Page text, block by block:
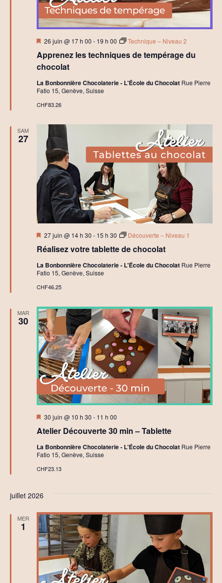
a
t
i
Apprenez les techniques de tempérage du
chocolat
Mis
avant
26 juin @ 17 h 00 - 19 h 00 Technique – Niveau 2
La Bonbonnière Chocolaterie - L'École du Chocolat Rue Pierre
Fatio 15, Genève, Suisse
CHF83.26
SAM
27
Réalisez votre tablette de chocolat
Mis
avant
27 juin @ 14 h 30 - 15 h 30 Découverte – Niveau 1
La Bonbonnière Chocolaterie - L'École du Chocolat Rue Pierre
Fatio 15, Genève, Suisse
CHF46.25
MAR
30
Atelier Découverte 30 min – Tablette
Mis
avant
30 juin @ 10 h 30 - 11 h 00
La Bonbonnière Chocolaterie - L'École du Chocolat Rue Pierre
Fatio 15, Genève, Suisse
CHF23.13
juillet 2026
MER
1